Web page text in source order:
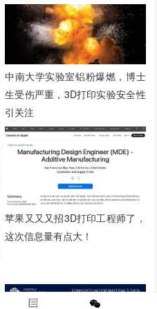
中南大学实验室铝粉爆燃，博士
生受伤严重，3D打印实验安全性
引关注
苹果又又又招3D打印工程师了，
这次信息量有点大！